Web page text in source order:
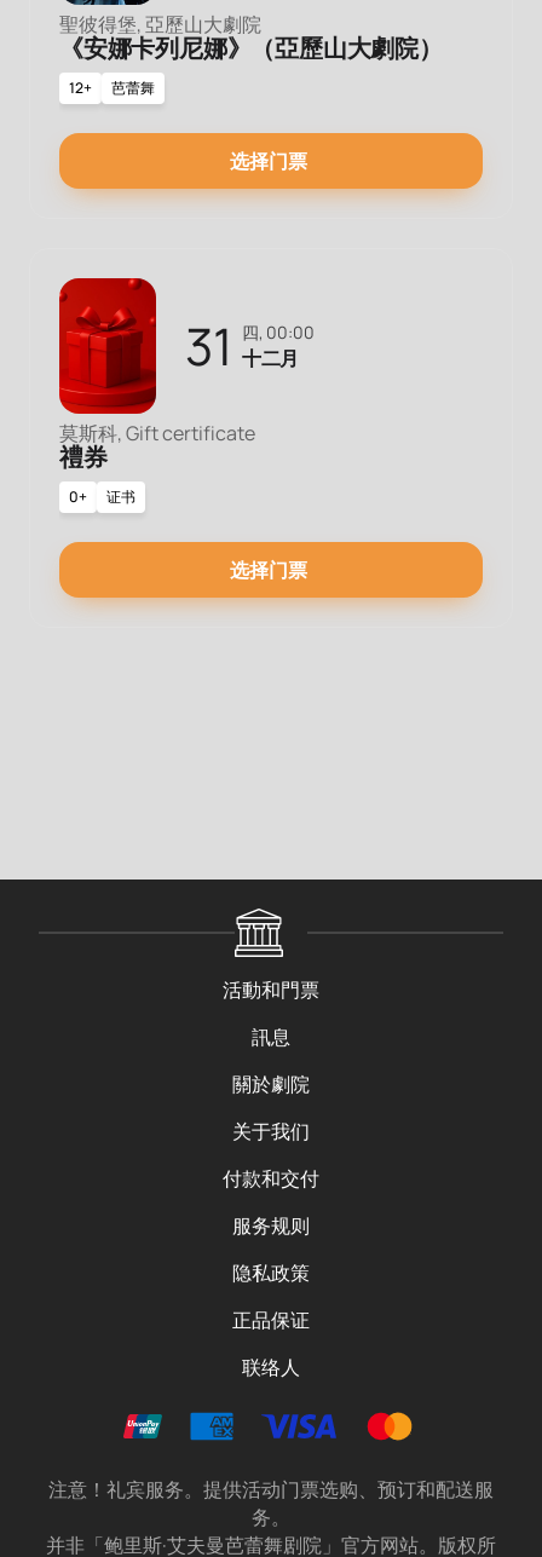
聖彼得堡, 亞歷山大劇院
《安娜卡列尼娜》（亞歷山大劇院）
12+ 芭蕾舞
选择门票
31 四, 00:00
十二月
莫斯科, Gift certificate
禮券
0+ 证书
选择门票
活動和門票
訊息
關於劇院
关于我们
付款和交付
服务规则
隐私政策
正品保证
联络人
注意！礼宾服务。提供活动门票选购、预订和配送服
务。
并非「鲍里斯·艾夫曼芭蕾舞剧院」官方网站。版权所